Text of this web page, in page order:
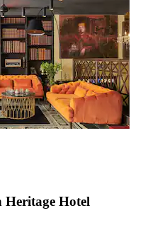
Heritage Hotel